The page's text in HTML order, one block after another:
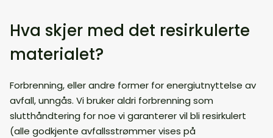
Hva skjer med det resirkulerte
materialet?
Forbrenning, eller andre former for energiutnyttelse av
avfall, unngås. Vi bruker aldri forbrenning som
slutthåndtering for noe vi garanterer vil bli resirkulert
(alle godkjente avfallsstrømmer vises på